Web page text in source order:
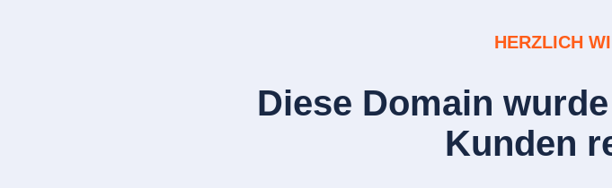
HERZLICH
Diese Domain
Kunden